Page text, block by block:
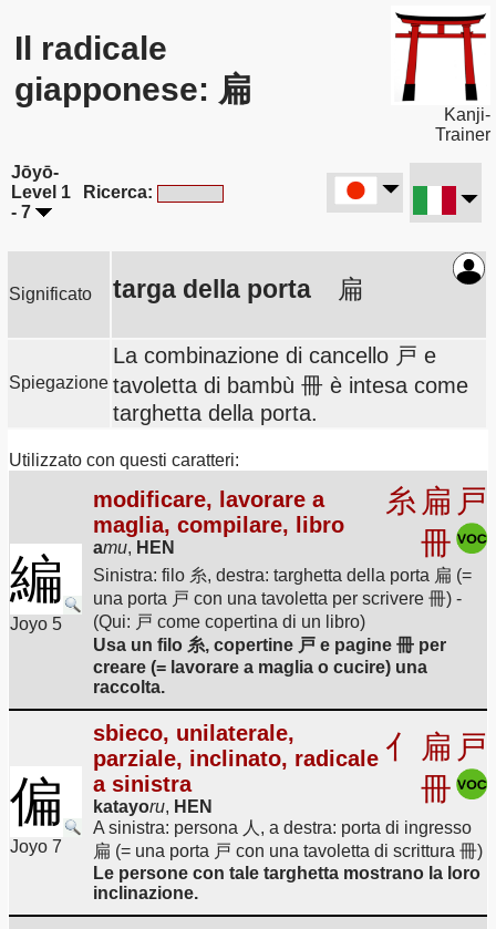
Il radicale
giapponese: 扁
Kanji-
Trainer
Jōyō-
Level 1
- 7
Ricerca:
Significato targa della porta 扁
Spiegazione
La combinazione di cancello 戸 e
tavoletta di bambù 冊 è intesa come
targhetta della porta.
Utilizzato con questi caratteri:
編
Joyo 5
modificare, lavorare a
maglia, compilare, libro
amu, HEN
糸 扁 戸
冊
Sinistra: filo 糸, destra: targhetta della porta 扁 (=
una porta 戸 con una tavoletta per scrivere 冊) -
(Qui: 戸 come copertina di un libro)
Usa un filo 糸, copertine 戸 e pagine 冊 per
creare (= lavorare a maglia o cucire) una
raccolta.
偏
Joyo 7
sbieco, unilaterale,
parziale, inclinato, radicale
a sinistra
katayoru, HEN
亻 扁 戸
冊
A sinistra: persona 人, a destra: porta di ingresso
扁 (= una porta 戸 con una tavoletta di scrittura 冊)
Le persone con tale targhetta mostrano la loro
inclinazione.